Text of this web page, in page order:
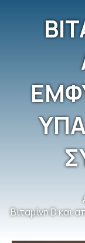
Βιταμίνη D και